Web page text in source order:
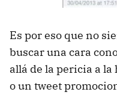
Es por eso que no
buscar una cara
allá de la pericia a
o un tweet